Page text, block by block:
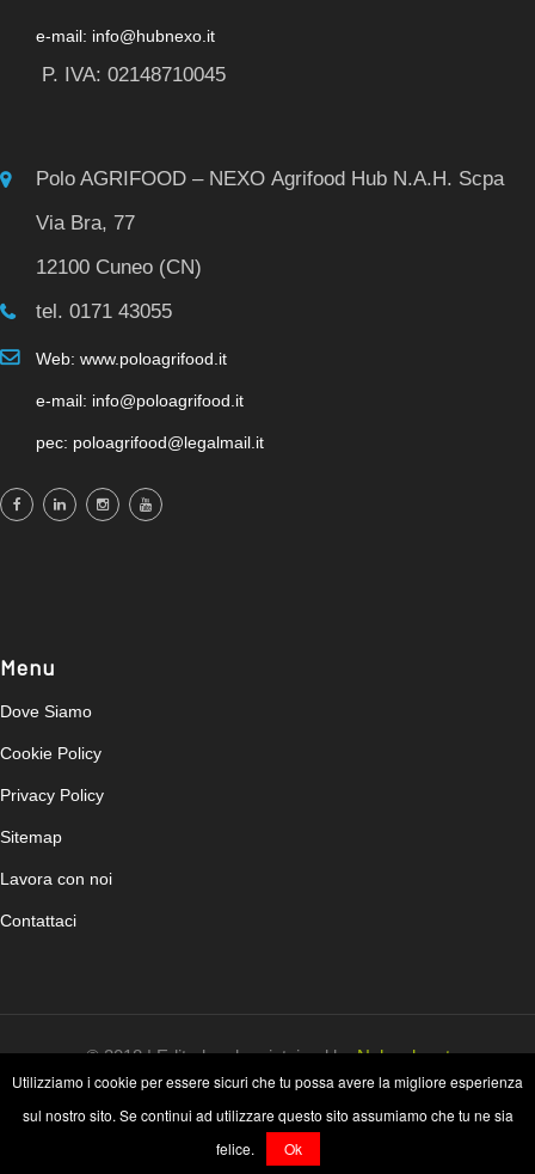
e-mail: info@hubnexo.it
P. IVA: 02148710045
Polo AGRIFOOD – NEXO Agrifood Hub N.A.H. Scpa
Via Bra, 77
12100 Cuneo (CN)
tel. 0171 43055
Web: www.poloagrifood.it
e-mail: info@poloagrifood.it
pec: poloagrifood@legalmail.it
Menu
Dove Siamo
Cookie Policy
Privacy Policy
Sitemap
Lavora con noi
Contattaci
© 2018 | Edited and maintained byNahweb.net
Utilizziamo i cookie per essere sicuri che tu possa avere la migliore esperienza
sul nostro sito. Se continui ad utilizzare questo sito assumiamo che tu ne sia
felice.
Ok